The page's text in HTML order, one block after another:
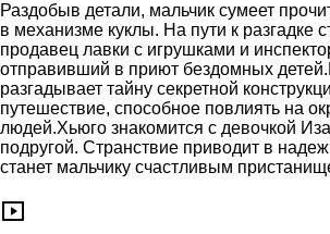
Раздобыв детали, мальчик сумеет
в механизме куклы. На пути к разгадке
продавец лавки с игрушками и
отправивший в приют бездомных
разгадывает тайну секретной
путешествие, способное повлиять на
людей.Хьюго знакомится с девочкой
подругой. Странствие приводит в
станет мальчику счастливым